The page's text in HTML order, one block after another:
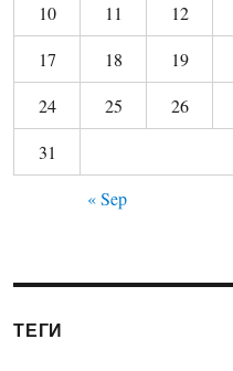
10
11 12
17
18 19
24
25 26
31
« Sep
ТЕГИ